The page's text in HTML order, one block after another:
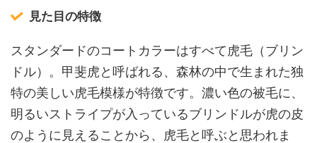
見た目の特徴
スタンダードのコートカラーはすべて虎毛（ブリン
ドル）。甲斐虎と呼ばれる、森林の中で生まれた独
特の美しい虎毛模様が特徴です。濃い色の被毛に、
明るいストライプが入っているブリンドルが虎の皮
のように見えることから、虎毛と呼ぶと思われま